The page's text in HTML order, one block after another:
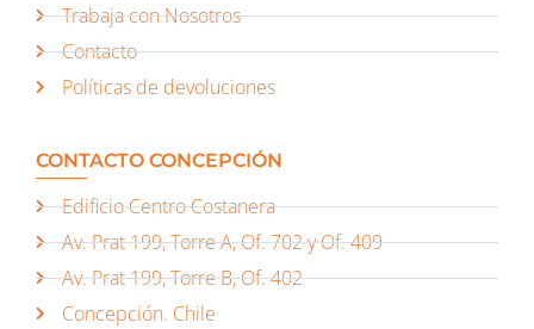
Trabaja con Nosotros
Contacto
Políticas de devoluciones
CONTACTO CONCEPCIÓN
Edificio Centro Costanera
Av. Prat 199, Torre A, Of. 702 y Of. 409
Av. Prat 199, Torre B, Of. 402
Concepción. Chile